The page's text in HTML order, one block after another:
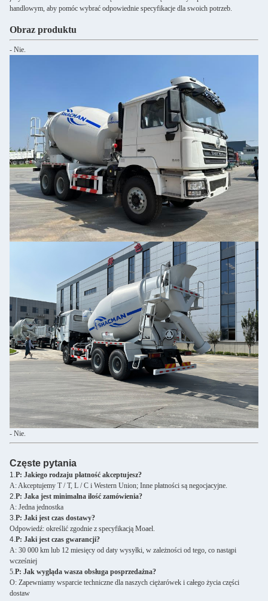
handlowym, aby pomóc wybrać odpowiednie specyfikacje dla swoich potrzeb.
Obraz produktu
- Nie.
- Nie.
Częste pytania
1.P: Jakiego rodzaju płatność akceptujesz?
A: Akceptujemy T / T, L / C i Western Union; Inne płatności są negocjacyjne.
2.P: Jaka jest minimalna ilość zamówienia?
A: Jedna jednostka
3.P: Jaki jest czas dostawy?
Odpowiedź: określić zgodnie z specyfikacją Moael.
4.P: Jaki jest czas gwarancji?
A: 30 000 km lub 12 miesięcy od daty wysyłki, w zależności od tego, co nastąpi
wcześniej
5.P: Jak wygląda wasza obsługa posprzedażna?
O: Zapewniamy wsparcie techniczne dla naszych ciężarówek i całego życia części
dostaw